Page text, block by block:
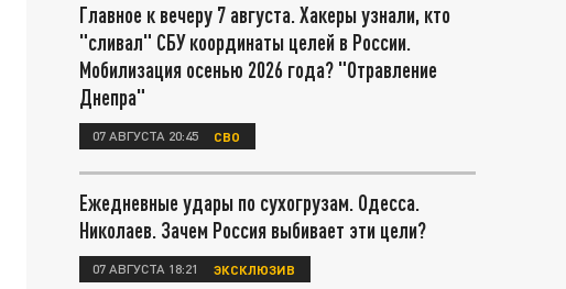
Главное к вечеру 7 августа. Хакеры узнали, кто
"сливал" СБУ координаты целей в России.
Мобилизация осенью 2026 года? "Отравление
Днепра"
07 АВГУСТА 20:45 СВО
Ежедневные удары по сухогрузам. Одесса.
Николаев. Зачем Россия выбивает эти цели?
07 АВГУСТА 18:21 ЭКСКЛЮЗИВ